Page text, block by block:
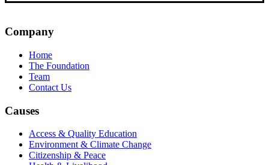
Company
Home
The Foundation
Team
Contact Us
Causes
Access & Quality Education
Environment & Climate Change
Citizenship & Peace